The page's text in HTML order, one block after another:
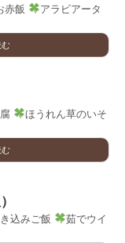
赤飯
アラビアータ
ほうれん草のいそ
込みご飯
茹でウイ